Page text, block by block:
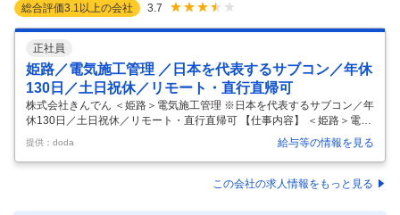
総合評価3.1 以上の会社 3.7
正社員
姫路／電気施工管理 ／日本を代表するサブコン／年休
130日／土日祝休／リモート・直行直帰可
株式会社きんでん ＜姫路＞電気施工管理 ※日本を代表するサブコン／年
休130日／土日祝休／リモート・直行直帰可 【仕事内容】 ＜姫路＞電気
施工管理 ※日本を代表するサブコン／年休130日／土日祝休／リモー
ト・直行直帰可 【具体的な仕事内容】 【プライム上場／午後8時にPCシ
ャットダウン・リモート会議・直行直帰可能等、働き方改革中／超高層
ビルや巨大建造物の電気設備工事の計画からメンテナンス・電力事業・
「情報」を三本柱とし、真の総合設備業を目指す中、組織の強化・成長
提供：doda 給与等の情報を見る
この会社の求人情報をもっと見る